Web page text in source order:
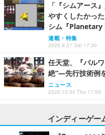
「『シムアース
やすくしたかっ
シム『Planetary
連載・特集
2025.9.27 Sat 17:30
任天堂、『パル
絶”―先行技術例
ニュース
2025.10.30 Thu 17:59
インディーゲー